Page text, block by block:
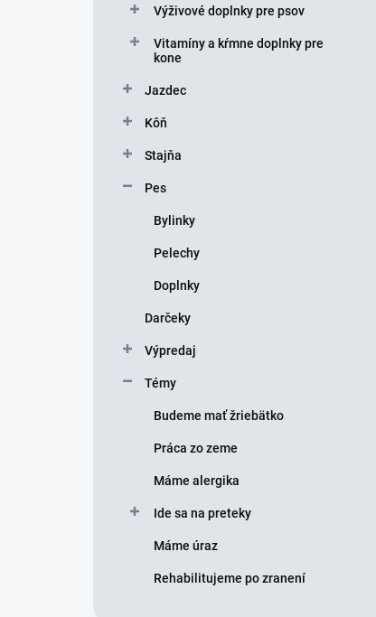
Výživové doplnky pre psov
Vitamíny a kŕmne doplnky pre
kone
Jazdec
Kôň
Stajňa
Pes
Bylinky
Pelechy
Doplnky
Darčeky
Výpredaj
Témy
Budeme mať žriebätko
Práca zo zeme
Máme alergika
Ide sa na preteky
Máme úraz
Rehabilitujeme po zranení